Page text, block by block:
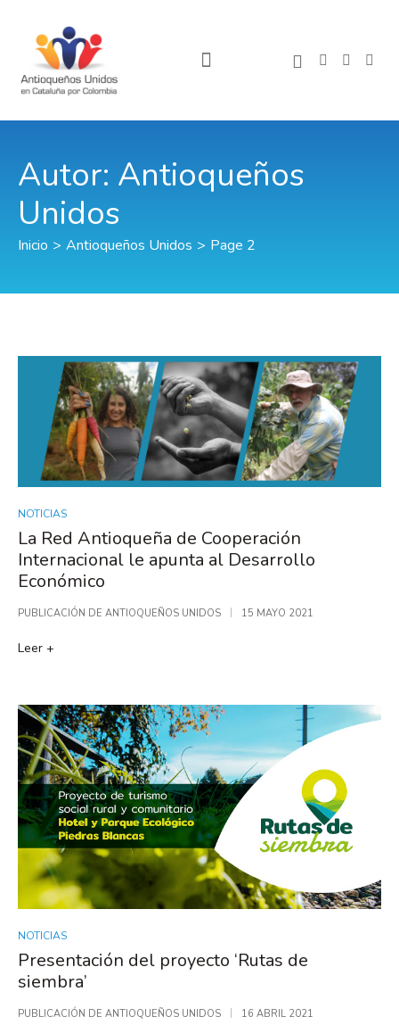
Autor: Antioqueños
Unidos
Inicio > Antioqueños Unidos > Page 2
NOTICIAS
La Red Antioqueña de Cooperación
Internacional le apunta al Desarrollo
Económico
PUBLICACIÓN DE ANTIOQUEÑOS UNIDOS 15 MAYO 2021
Leer +
NOTICIAS
Presentación del proyecto ‘Rutas de
siembra’
PUBLICACIÓN DE ANTIOQUEÑOS UNIDOS 16 ABRIL 2021